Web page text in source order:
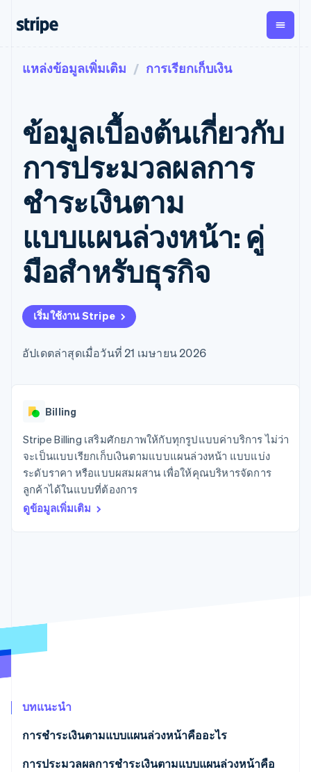
การชำระเงิน
การชำระเงิน
ออนไลน์
Payment links
การชำระเงิน
เขียนโค้ด
Checkout
UI การชำระ
Elements
องค์ประกอบ UI
ที่ยืดหยุ่น
วิธีการชำระ
มากกว่า 125
รายการ
Authorization
ยกระดับการ
รวดเร็วขึ้น
รายรับ
รายรับตาม
แบบแผนล่วง
หน้า
Metronome
การเรียกเก็บ
ใช้งาน
การชำระเงิน
ตามรอบบิล
การจัดการ
การชำระเงิน
ตามรอบบิล
Invoicing
ครั้งเดียวหรือ
ตามแบบแผน
ล่วงหน้า
ขายและ VAT
อัตโนมัติ
Revenue
Data
Pipeline
การซิงค์
ข้อมูล
การ
Global
เบิกจ่าย
Atlas
Climate
ดูว่า Stripe กำลังสร้างโครงสร้างพื้นฐานระบบเศรษฐกิจสำหรับ
ตามขั้น
ธุรกิจสตาร์ทอัพ
ตามกรณีใช้งาน
การค้าแบบใช้เอเจนต์
อีคอมเมิร์ซ
บริการทางการเงินที่ผสาน
รวมในตัว
การทำงานอัตโนมัติด้าน
การเงิน
ธุรกิจทั่วโลก
การชำระเงินในแอป
การจัดการเงิน
แพลตฟอร์ม
แวดวงครีเอเตอร์
เกม
การบริการ การเดินทาง
และสันทนาการ
ประกันภัย
สื่อและความบันเทิง
องค์กรไม่แสวงผลกำไร
ภาครัฐ
เอกสารประกอบ
ข้อมูลอ้างอิงเกี่ยวกับ API
ไลบรารีและ SDK
Stripe Apps
คู่มือ
รับการชำระเงินออนไลน์
ติดตั้งใช้งานการชำระเงิน
สำเร็จรูป
สร้างแพลตฟอร์มหรือ
มาร์เก็ตเพลส
จัดการการชำระเงินตาม
เสนอการเรียกเก็บเงินตาม
การใช้งาน
รองรับอยู่
จัดเตรียมและจัดการ
การเชื่อมต่อการทำงาน
แอป
ตัวอย่างโค้ด
บล็อกของนักพัฒนา
สถานะ API
เรียนรู้
เรื่องราวจากลูกค้า
คู่มือ
การสนับสนุน
รับการสนับสนุน
แพ็กเกจการสนับสนุนที่ได้
รับการจัดการ
บริการเฉพาะทาง
บริษัท
แผนงานผลิตภัณฑ์
การประชุมประจำปีแบบ
เซสชัน
การติดต่อ
ติดต่อฝ่ายขาย
สมัครเป็นพาร์ทเนอร์
แหล่งข้อมูลเพิ่มเติม การเรียกเก็บเงิน
ข้อมูลเบื้องต้นเกี่ยวกับ
การประมวลผลการ
ชําระเงินตาม
แบบแผนล่วงหน้า: คู่
มือสําหรับธุรกิจ
เริ่มใช้งาน Stripe
อัปเดตล่าสุดเมื่อวันที่ 21 เมษายน 2026
Billing
Stripe Billing เสริมศักยภาพให้กับทุกรูปแบบค่าบริการ ไม่ว่า
จะเป็นแบบเรียกเก็บเงินตามแบบแผนล่วงหน้า แบบแบ่ง
ระดับราคา หรือแบบผสมผสาน เพื่อให้คุณบริหารจัดการ
ลูกค้าได้ในแบบที่ต้องการ
ดูข้อมูลเพิ่มเติม
บทแนะนำ
การชำระเงินตามแบบแผนล่วงหน้าคืออะไร
การประมวลผลการชำระเงินตามแบบแผนล่วงหน้าคือ